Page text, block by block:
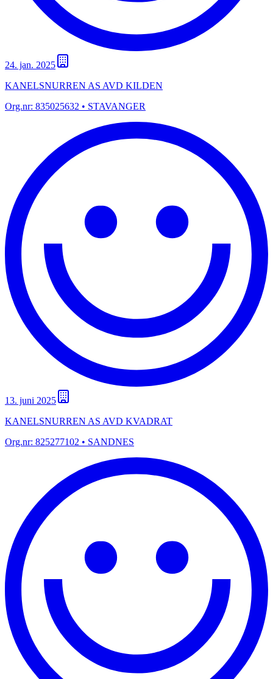
24. jan. 2025
KANELSNURREN AS AVD KILDEN
Org.nr: 835025632 • STAVANGER
13. juni 2025
KANELSNURREN AS AVD KVADRAT
Org.nr: 825277102 • SANDNES